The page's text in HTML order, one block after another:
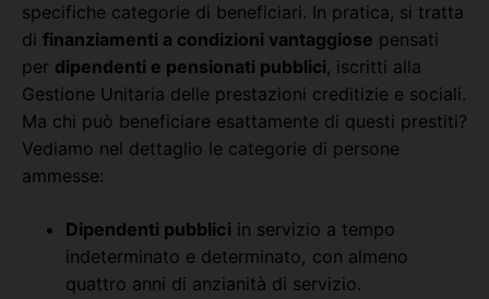
specifiche categorie di beneficiari. In pratica, si tratta
di finanziamenti a condizioni vantaggiose pensati
per dipendenti e pensionati pubblici, iscritti alla
Gestione Unitaria delle prestazioni creditizie e sociali.
Ma chi può beneficiare esattamente di questi prestiti?
Vediamo nel dettaglio le categorie di persone
ammesse:
Dipendenti pubblici in servizio a tempo
indeterminato e determinato, con almeno
quattro anni di anzianità di servizio.